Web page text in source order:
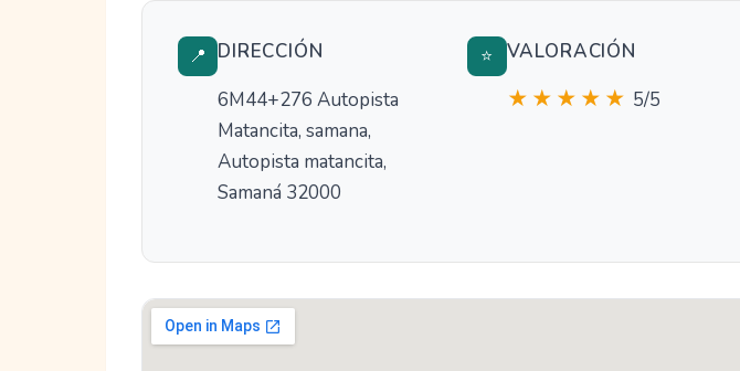
📍 DIRECCIÓN
6M44+276 Autopista
Matancita, samana,
Autopista matancita,
Samaná 32000
⭐ VALORACIÓN
★★★★★ 5/5